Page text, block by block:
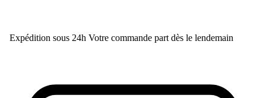
Expédition sous 24h Votre commande part dès le lendemain